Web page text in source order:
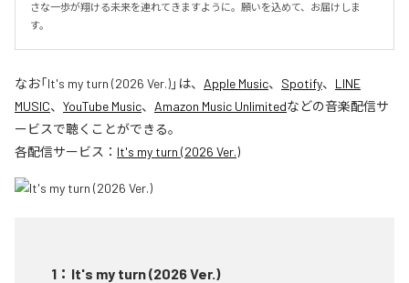
さな一歩が翔ける未来を連れてきますように。願いを込めて、お届けしま
す。
なお「It's my turn (2026 Ver.)」は、 Apple Music、 Spotify、 LINE
MUSIC、 YouTube Music、 Amazon Music Unlimitedなどの音楽配信サ
ービスで聴くことができる。
各配信サービス： It's my turn (2026 Ver.)
1 ： It's my turn (2026 Ver.)